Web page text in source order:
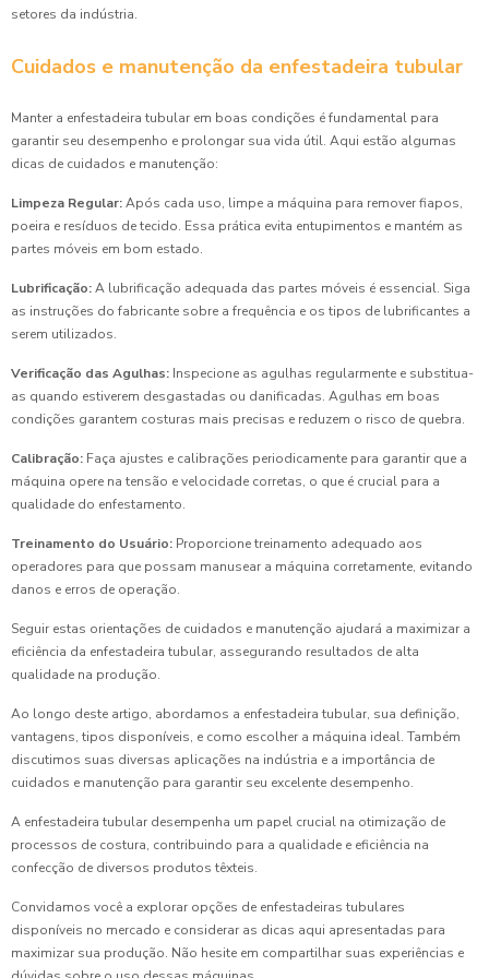
setores da indústria.
Cuidados e manutenção da enfestadeira tubular
Manter a enfestadeira tubular em boas condições é fundamental para
garantir seu desempenho e prolongar sua vida útil. Aqui estão algumas
dicas de cuidados e manutenção:
Limpeza Regular:Após cada uso, limpe a máquina para remover fiapos,
poeira e resíduos de tecido. Essa prática evita entupimentos e mantém as
partes móveis em bom estado.
Lubrificação:A lubrificação adequada das partes móveis é essencial. Siga
as instruções do fabricante sobre a frequência e os tipos de lubrificantes a
serem utilizados.
Verificação das Agulhas: Inspecione as agulhas regularmente e substitua-
as quando estiverem desgastadas ou danificadas. Agulhas em boas
condições garantem costuras mais precisas e reduzem o risco de quebra.
Calibração: Faça ajustes e calibrações periodicamente para garantir que a
máquina opere na tensão e velocidade corretas, o que é crucial para a
qualidade do enfestamento.
Treinamento do Usuário: Proporcione treinamento adequado aos
operadores para que possam manusear a máquina corretamente, evitando
danos e erros de operação.
Seguir estas orientações de cuidados e manutenção ajudará a maximizar a
eficiência da enfestadeira tubular, assegurando resultados de alta
qualidade na produção.
Ao longo deste artigo, abordamos a enfestadeira tubular, sua definição,
vantagens, tipos disponíveis, e como escolher a máquina ideal. Também
discutimos suas diversas aplicações na indústria e a importância de
cuidados e manutenção para garantir seu excelente desempenho.
A enfestadeira tubular desempenha um papel crucial na otimização de
processos de costura, contribuindo para a qualidade e eficiência na
confecção de diversos produtos têxteis.
Convidamos você a explorar opções de enfestadeiras tubulares
disponíveis no mercado e considerar as dicas aqui apresentadas para
maximizar sua produção. Não hesite em compartilhar suas experiências e